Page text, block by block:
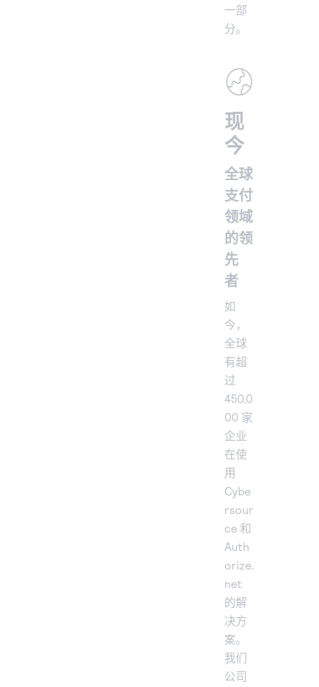
一部
分。
现
今
全球
支付
领域
的领
先
者
如
今，
全球
有超
过
450,0
00 家
企业
在使
用
Cybe
rsour
ce 和
Auth
orize.
net
的解
决方
案。
我们
公司